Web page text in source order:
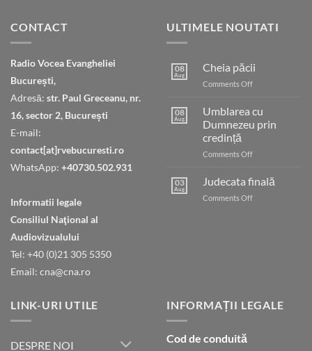
CONTACT
Radio Vocea Evangheliei
București,
Adresă: str. Paul Greceanu, nr.
16, sector 2, București
E-mail:
contact[at]rvebucuresti.ro
WhatsApp: +40730.502.931
Informatii legale
Consiliul Naţional al
Audiovizualului
Tel: +40 (0)21 305 5350
Email: cna@cna.ro
ULTIMELE NOUTATI
08
Aug
Cheia păcii
Comments Offon
08
Aug
Umblarea cu
Dumnezeu prin
credință
Comments Offon
cu
Dumnezeu
prin
03
Aug
Judecata finală
Comments Offon
LINK-URI UTILE
DESPRE NOI
INFORMAȚII LEGALE
Cod de conduită